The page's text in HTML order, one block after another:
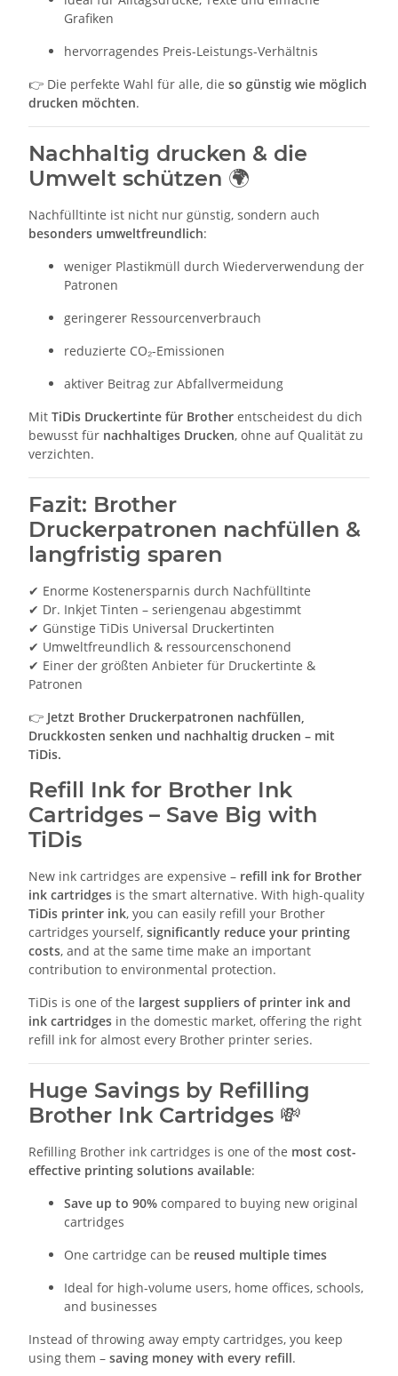
Grafiken
hervorragendes Preis-Leistungs-Verhältnis
👉 Die perfekte Wahl für alle, die so günstig wie möglich
drucken möchten.
Nachhaltig drucken & die
Umwelt schützen 🌍
Nachfülltinte ist nicht nur günstig, sondern auch
besonders umweltfreundlich:
weniger Plastikmüll durch Wiederverwendung der
Patronen
geringerer Ressourcenverbrauch
reduzierte CO₂-Emissionen
aktiver Beitrag zur Abfallvermeidung
Mit TiDis Druckertinte für Brother entscheidest du dich
bewusst für nachhaltiges Drucken, ohne auf Qualität zu
verzichten.
Fazit: Brother
Druckerpatronen nachfüllen &
langfristig sparen
✔ Enorme Kostenersparnis durch Nachfülltinte
✔ Dr. Inkjet Tinten – seriengenau abgestimmt
✔ Günstige TiDis Universal Druckertinten
✔ Umweltfreundlich & ressourcenschonend
✔ Einer der größten Anbieter für Druckertinte &
Patronen
👉 Jetzt Brother Druckerpatronen nachfüllen,
Druckkosten senken und nachhaltig drucken – mit
TiDis.
Refill Ink for Brother Ink
Cartridges – Save Big with
TiDis
New ink cartridges are expensive – refill ink for Brother
ink cartridges is the smart alternative. With high-quality
TiDis printer ink, you can easily refill your Brother
cartridges yourself, significantly reduce your printing
costs, and at the same time make an important
contribution to environmental protection.
TiDis is one of the largest suppliers of printer ink and
ink cartridges in the domestic market, offering the right
refill ink for almost every Brother printer series.
Huge Savings by Refilling
Brother Ink Cartridges 💸
Refilling Brother ink cartridges is one of the most cost-
effective printing solutions available:
Save up to 90% compared to buying new original
cartridges
One cartridge can be reused multiple times
Ideal for high-volume users, home offices, schools,
and businesses
Instead of throwing away empty cartridges, you keep
using them – saving money with every refill.